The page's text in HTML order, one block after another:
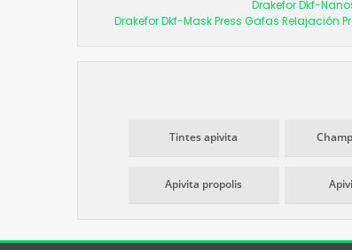
Drakefor Dkf-
Drakefor Dkf-Mask Press Gafas Relajación
Tintes apivita
Apivita propolis